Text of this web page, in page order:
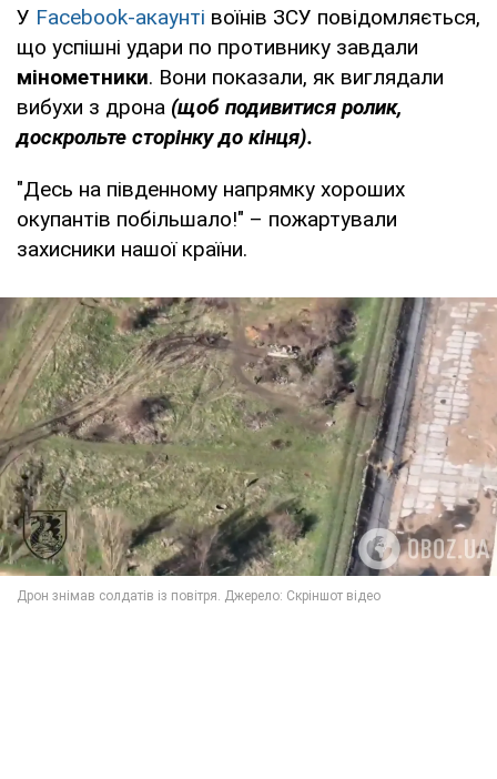
У Facebook-акаунті воїнів ЗСУ повідомляється,
що успішні удари по противнику завдали
мінометники. Вони показали, як виглядали
вибухи з дрона (щоб подивитися ролик,
доскрольте сторінку до кінця).
"Десь на південному напрямку хороших
окупантів побільшало!" – пожартували
захисники нашої країни.